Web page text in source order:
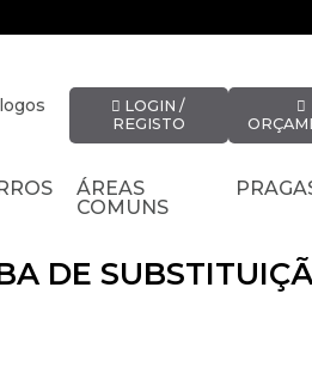
LOGIN /
REGISTO
ÁREAS
COMUNS
DE